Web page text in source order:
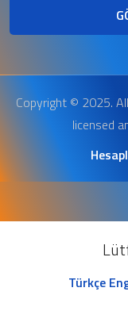
Copyright © 2025.
licensed
Türkçe